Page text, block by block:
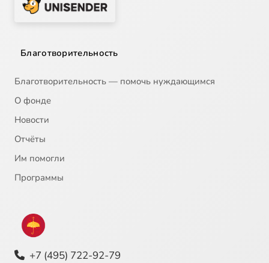
Благотворительность
Благотворительность — помочь нуждающимся
О фонде
Новости
Отчёты
Им помогли
Программы
+7 (495) 722-92-79